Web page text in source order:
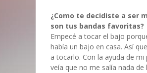
¿Como te decidiste a ser
son tus bandas favoritas?
Empecé a tocar el bajo
había un bajo en casa. Así
a tocarlo. Con la ayuda de
veía que no me salía nada